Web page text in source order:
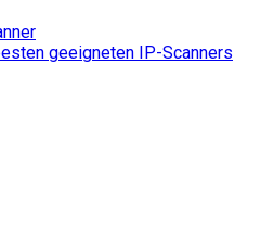
geeigneten IP-Scanners